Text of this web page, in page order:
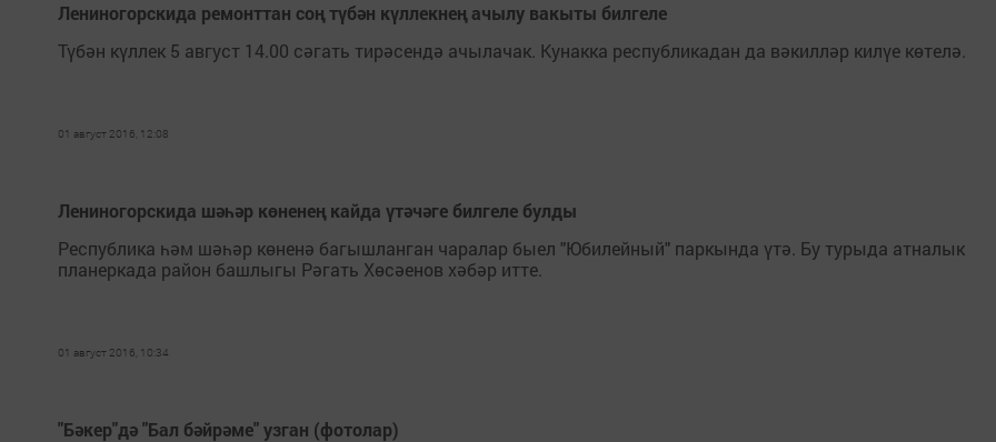
Лениногорскида ремонттан соң түбән күллекнең ачылу вакыты билгеле
Түбән күллек 5 август 14.00 сәгать тирәсендә ачылачак. Кунакка республикадан да вәкилләр килүе көтелә.
01 август 2016, 12:08
Лениногорскида шәһәр көненең кайда үтәчәге билгеле булды
Республика һәм шәһәр көненә багышланган чаралар быел "Юбилейный" паркында үтә. Бу турыда атналык
планеркада район башлыгы Рәгать Хөсәенов хәбәр итте.
01 август 2016, 10:34
"Бәкер"дә "Бал бәйрәме" узган (фотолар)